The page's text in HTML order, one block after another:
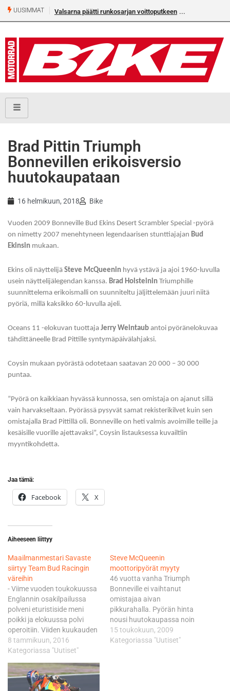
UUSIMMAT Valsarna päätti runkosarjan voittoputkeen
Brad Pittin Triumph
Bonnevillen erikoisversio
huutokaupataan
16 helmikuun, 2018 Bike
Vuoden 2009 Bonneville Bud Ekins Desert Scrambler Special -pyörä
on nimetty 2007 menehtyneen legendaarisen stunttiajajan Bud
Ekinsin mukaan.
Ekins oli näyttelijä Steve McQueenin hyvä ystävä ja ajoi 1960-luvulla
usein näyttelijälegendan kanssa. Brad Holsteinin Triumphille
suunnittelema erikoismalli on suunniteltu jäljittelemään juuri niitä
pyöriä, millä kaksikko 60-luvulla ajeli.
Oceans 11 -elokuvan tuottaja Jerry Weintaub antoi pyöränelokuvaa
tähdittäneelle Brad Pittille syntymäpäivälahjaksi.
Coysin mukaan pyörästä odotetaan saatavan 20 000 – 30 000
puntaa.
”Pyörä on kaikkiaan hyvässä kunnossa, sen omistaja on ajanut sillä
vain harvakseltaan. Pyörässä pysyvät samat rekisterikilvet kuin sen
omistajalla Brad Pittillä oli. Bonneville on heti valmis avoimille teille ja
kesäisille vuorille ajettavaksi”, Coysin listauksessa kuvailtiin
myyntikohdetta.
Jaa tämä:
Facebook X
Aiheeseen liittyy
Maailmanmestari Savaste
siirtyy Team Bud Racingin
väreihin
- Viime vuoden toukokuussa
Englannin osakilpailussa
polveni eturistiside meni
poikki ja elokuussa polvi
operoitiin. Viiden kuukauden
kuntoutuksen ja fyysisen
kunnon treenaamisen
jälkeen olen valmis
aloittamaan ajamisen ja
kauteen 2016
8 tammikuun, 2016
Kategoriassa "Uutiset"
Steve McQueenin
moottoripyörät myyty
46 vuotta vanha Triumph
Bonneville ei vaihtanut
omistajaa aivan
pikkurahalla. Pyörän hinta
nousi huutokaupassa noin
65 000 euroon. Pyörän
rakensi sen ajan
15 toukokuun, 2009
Kategoriassa "Uutiset"